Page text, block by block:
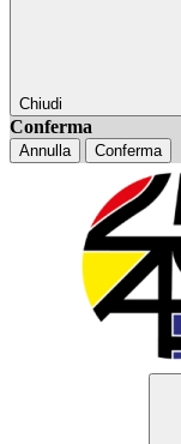
Chiudi
Conferma
Annulla Conferma